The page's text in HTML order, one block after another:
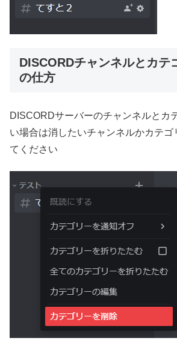
DISCORDチャンネルとカテ
の仕方
DISCORDサーバーのチャンネルとカ
い場合は消したいチャンネルかカテゴ
てください